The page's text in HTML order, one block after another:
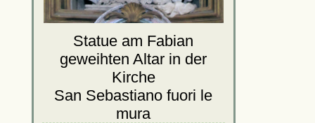
Statue am Fabian
geweihten Altar in der
Kirche
San Sebastiano fuori le
mura